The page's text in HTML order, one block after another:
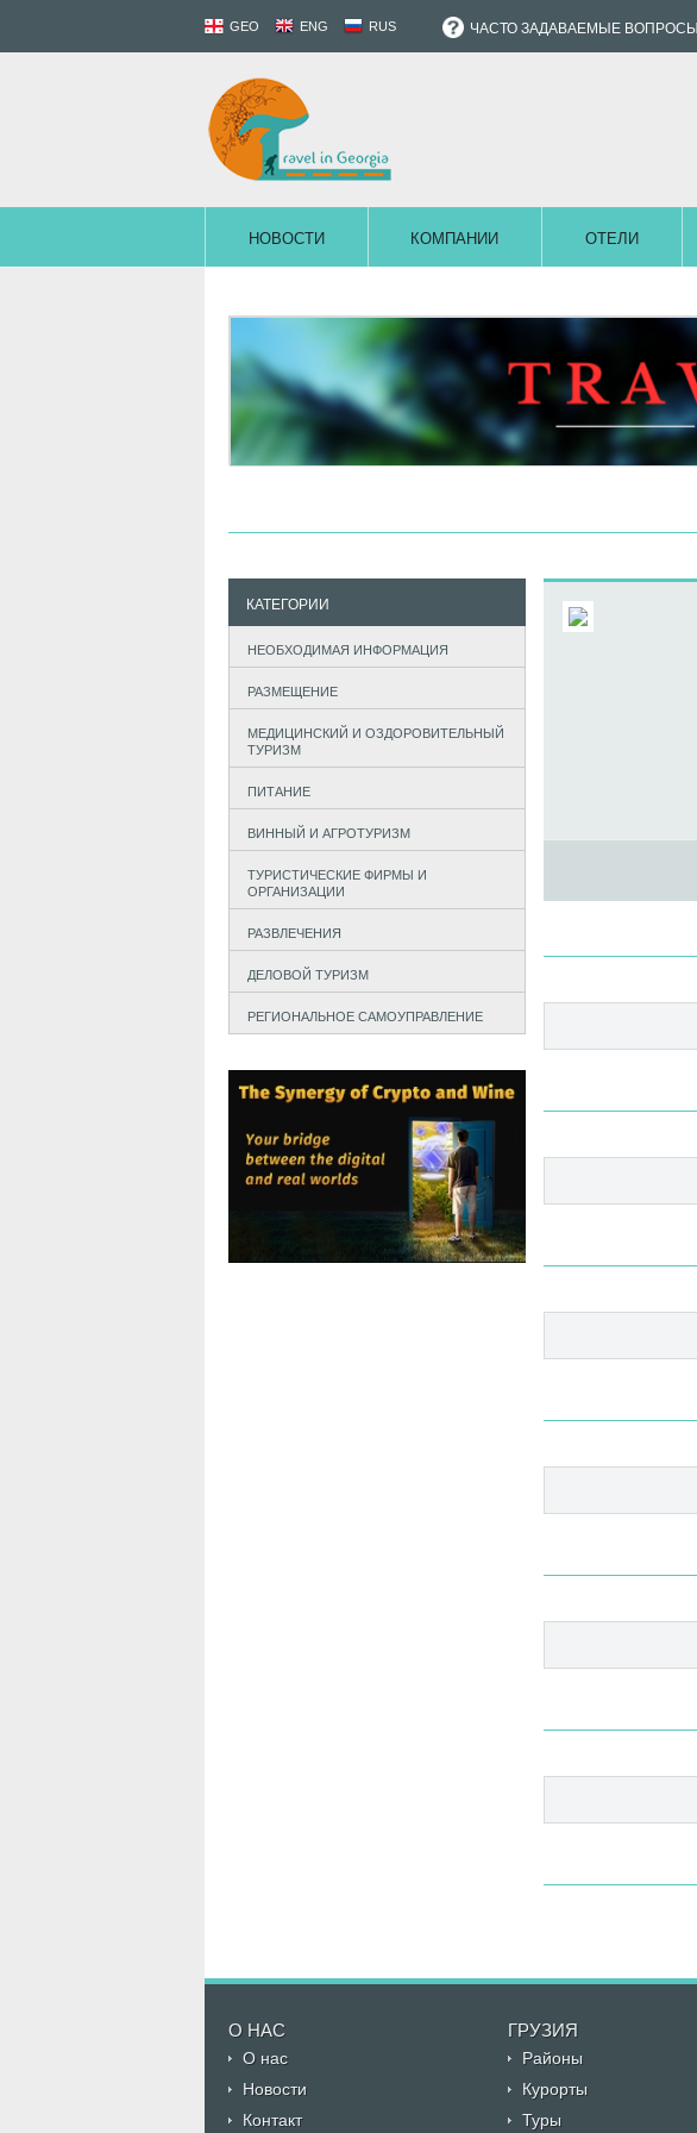
GEO ENG RUS ЧАСТО ЗАДАВАЕМЫЕ ВОПРОСЫ
НОВОСТИ КОМПАНИИ ОТЕЛИ
КАТЕГОРИИ
НЕОБХОДИМАЯ ИНФОРМАЦИЯ
РАЗМЕЩЕНИЕ
МЕДИЦИНСКИЙ И ОЗДОРОВИТЕЛЬНЫЙ
ТУРИЗМ
ПИТАНИЕ
ВИННЫЙ И АГРОТУРИЗМ
ТУРИСТИЧЕСКИЕ ФИРМЫ И
ОРГАНИЗАЦИИ
РАЗВЛЕЧЕНИЯ
ДЕЛОВОЙ ТУРИЗМ
РЕГИОНАЛЬНОЕ САМОУПРАВЛЕНИЕ
О НАС ГРУЗИЯ
О нас Районы
Новости
Курорты
Контакт
Туры